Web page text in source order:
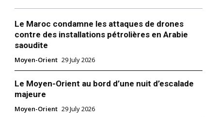
Mon compte
Accueil exceptionnel réservé
au Roi Mohammed VI au
Bahreïn | L’intelligence de
l’information
L’accueil exceptionnel et
Le Maroc condamne les attaques de drones
contre des installations pétrolières en Arabie
saoudite
Moyen-Orient 29 July 2026
Le Moyen-Orient au bord d’une nuit d’escalade
majeure
Moyen-Orient 29 July 2026